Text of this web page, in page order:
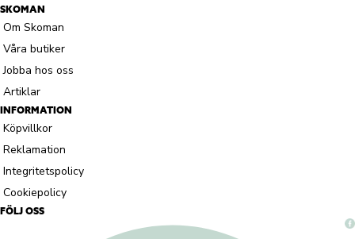
SKOMAN
Om Skoman
Våra butiker
Jobba hos oss
Artiklar
INFORMATION
Köpvillkor
Reklamation
Integritetspolicy
Cookiepolicy
FÖLJ OSS